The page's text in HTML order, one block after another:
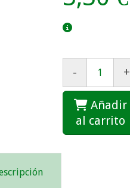
- +
Añadir
al carrito